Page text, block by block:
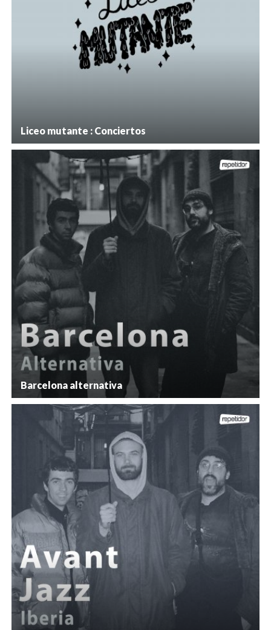
Liceo mutante : Conciertos
Barcelona alternativa